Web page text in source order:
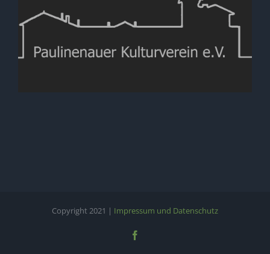
Copyright 2021 | Impressum und Datenschutz